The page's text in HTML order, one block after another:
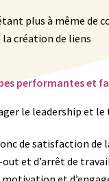
plus à même de
création de liens
performantes et
le leadership et
de satisfaction de
et d’arrêt de